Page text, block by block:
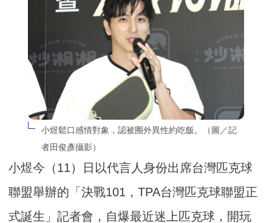
小煜鬆口感情對象，認被圈外異性約吃飯。（圖／記
者田俊彥攝影）
小煜今（11）日以代言人身份出席台灣匹克球
聯盟舉辦的「決戰101，TPA台灣匹克球聯盟正
式誕生」記者會，自爆最近迷上匹克球，開玩